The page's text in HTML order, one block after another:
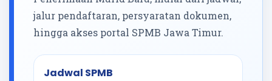
jalur pendaftaran, persyaratan dokumen,
hingga akses portal SPMB Jawa Timur.
Jadwal SPMB